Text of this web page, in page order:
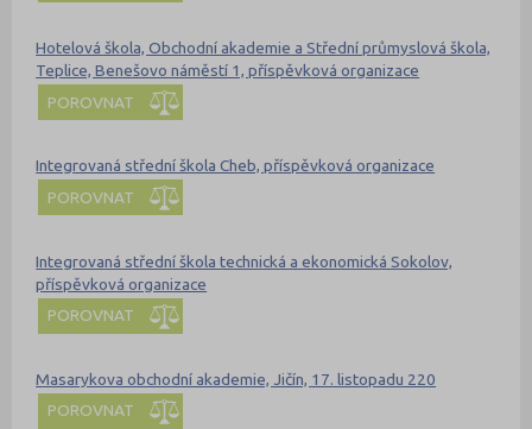
Hotelová škola, Obchodní akademie a Střední průmyslová škola,
Teplice, Benešovo náměstí 1, příspěvková organizace
POROVNAT
Integrovaná střední škola Cheb, příspěvková organizace
POROVNAT
Integrovaná střední škola technická a ekonomická Sokolov,
příspěvková organizace
POROVNAT
Masarykova obchodní akademie, Jičín, 17. listopadu 220
POROVNAT